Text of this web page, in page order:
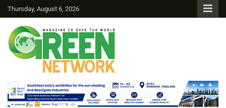
Thursday, August 6, 2026
Green Network